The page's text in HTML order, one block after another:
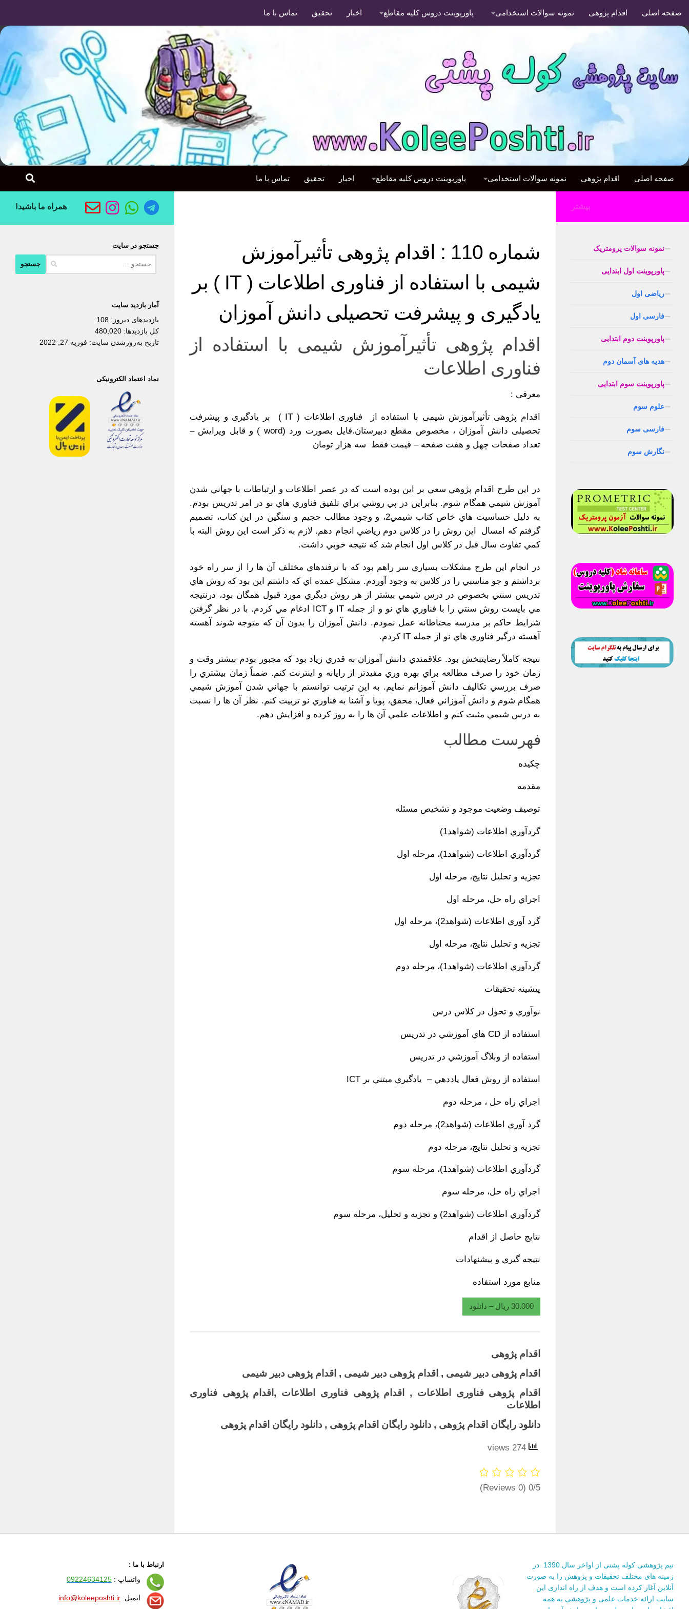
صفحه اصلی اقدام پژوهی نمونه سوالات استخدامی پاورپوینت دروس کلیه مقاطع اخبار تحقیق تماس با ما
صفحه اصلی اقدام پژوهی نمونه سوالات استخدامی پاورپوینت دروس کلیه مقاطع اخبار تحقیق تماس با ما
شماره 110 : اقدام پژوهی تأثیرآموزش
شیمی با استفاده از فناوری اطلاعات ( IT ) بر
یادگیری و پیشرفت تحصیلی دانش آموزان
اقدام پژوهی تأثیرآموزش شیمی با استفاده از
فناوری اطلاعات
معرفی :
اقدام پژوهی تأثیرآموزش شیمی با استفاده از فناوری اطلاعات ( IT ) بر یادگیری و پیشرفت
تحصیلی دانش آموزان ، مخصوص مقطع دبیرستان.فایل بصورت ورد (word ) و قابل ویرایش –
تعداد صفحات چهل و هفت صفحه – قیمت فقط سه هزار تومان
در اين طرح اقدام پژوهي سعي بر اين بوده است كه در عصر اطلاعات و ارتباطات با جهاني شدن
آموزش شيمي همگام شوم. بنابراين در پي روشي براي تلفيق فناوري هاي نو در امر تدريس بودم.
به دليل حساسيت هاي خاص كتاب شيمي2، و وجود مطالب حجيم و سنگين در اين كتاب، تصميم
گرفتم كه امسال اين روش را در كلاس دوم رياضي انجام دهم. لازم به ذكر است اين روش البته با
كمي تفاوت سال قبل در كلاس اول انجام شد كه نتيجه خوبي داشت.
در انجام اين طرح مشكلات بسياري سر راهم بود كه با ترفندهاي مختلف آن ها را از سر راه خود
برداشتم و جو مناسبي را در كلاس به وجود آوردم. مشكل عمده اي كه داشتم اين بود كه روش هاي
تدريس سنتي بخصوص در درس شيمي بيشتر از هر روش ديگري مورد قبول همگان بود، درنتيجه
مي بايست روش سنتي را با فناوري هاي نو و از جمله IT و ICT ادغام مي كردم. با در نظر گرفتن
شرايط حاكم بر مدرسه محتاطانه عمل نمودم. دانش آموزان را بدون آن كه متوجه شوند آهسته
آهسته درگير فناوري هاي نو از جمله IT كردم.
نتيجه كاملاً رضايتبخش بود. علاقمندي دانش آموزان به قدري زياد بود كه مجبور بودم بيشتر وقت و
زمان خود را صرف مطالعه براي بهره وري مفيدتر از رايانه و اينترنت كنم. ضمناً زمان بيشتري را
صرف بررسي تكاليف دانش آموزانم نمايم. به اين ترتيب توانستم با جهاني شدن آموزش شيمي
همگام شوم و دانش آموزاني فعال، محقق، پويا و آشنا به فناوري نو تربيت كنم. نظر آن ها را نسبت
به درس شيمي مثبت كنم و اطلاعات علمي آن ها را به روز كرده و افزايش دهم.
فهرست مطالب
چكيده
مقدمه
توصيف وضعيت موجود و تشخيص مسئله
گردآوري اطلاعات (شواهد1)
گردآوري اطلاعات (شواهد1)، مرحله اول
تجزيه و تحليل نتايج، مرحله اول
اجراي راه حل، مرحله اول
گرد آوري اطلاعات (شواهد2)، مرحله اول
تجزيه و تحليل نتايج، مرحله اول
گردآوري اطلاعات (شواهد1)، مرحله دوم
پيشينه تحقيقات
نوآوري و تحول در كلاس درس
استفاده از CD هاي آموزشي در تدريس
استفاده از وبلاگ آموزشي در تدريس
استفاده از روش فعال ياددهي – يادگيري مبتني بر ICT
اجراي راه حل ، مرحله دوم
گرد آوري اطلاعات (شواهد2)، مرحله دوم
تجزيه و تحليل نتايج، مرحله دوم
گردآوري اطلاعات (شواهد1)، مرحله سوم
اجراي راه حل، مرحله سوم
گردآوري اطلاعات (شواهد2) و تجزيه و تحليل، مرحله سوم
نتايج حاصل از اقدام
نتيجه گيري و پيشنهادات
منابع مورد استفاده
30.000 ریال – دانلود
اقدام پژوهی
اقدام پژوهی دبیر شیمی , اقدام پژوهی دبیر شیمی , اقدام پژوهی دبیر شیمی
اقدام پژوهی فناوری اطلاعات , اقدام پژوهی فناوری اطلاعات ,اقدام پژوهی فناوری
اطلاعات
دانلود رایگان اقدام پژوهی , دانلود رایگان اقدام پژوهی , دانلود رایگان اقدام پژوهی
0/5
(0 Reviews)
همراه ما باشید!
جستجو در سایت
آمار بازدید سایت
بازدیدهای دیروز: 108
کل بازدیدها: 480,020
تاریخ به‌روزشدن سایت: فوریه 27, 2022
نماد اعتماد الکترونیکی
بیشتر
نمونه سوالات پرومتریک
پاورپوینت اول ابتدایی
ریاضی اول
فارسی اول
پاورپوینت دوم ابتدایی
هدیه های آسمان دوم
پاورپوینت سوم ابتدایی
علوم سوم
فارسی سوم
نگارش سوم
ارتباط با ما :
واتساپ : 09224634125
ایمیل: info@koleeposhti.ir
تیم پژوهشی کوله پشتی از اواخر سال 1390 در
زمینه های مختلف تحقیقات و پژوهش را به صورت
آنلاین آغاز کرده است و هدف از راه اندازی این
سایت ارائه خدمات علمی و پژوهشی به همه